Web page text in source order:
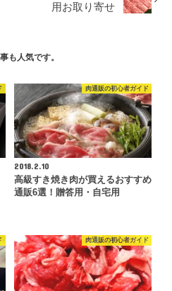
用お取り寄せ
も人気です。
肉通販の初心者ガイド
2018.2.10
高級すき焼き肉が買えるおすすめ
通販6選！贈答用・自宅用
肉通販の初心者ガイド